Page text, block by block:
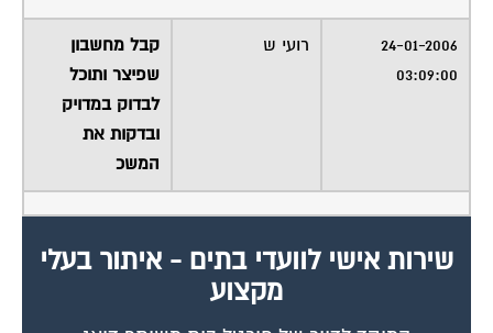
24-01-2006
03:09:00
רועי ש
קבל מחשבון
שפיצר ותוכל
לבדוק במדויק
ובדקות את
המשכ
מקצוע
המוקד לדייר של פורטל בית משותף דואג